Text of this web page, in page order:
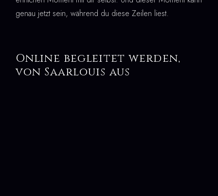
genau jetzt sein, während du diese Zeilen liest.
Online begleitet werden,
von Saarlouis aus